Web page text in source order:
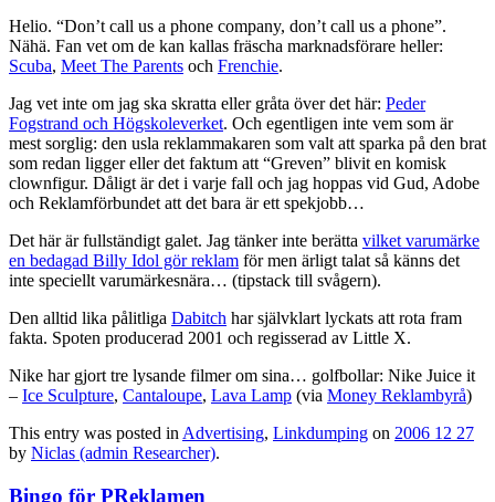
Helio. “Don’t call us a phone company, don’t call us a phone”.
Nähä. Fan vet om de kan kallas fräscha marknadsförare heller:
Scuba, Meet The Parents och Frenchie.
Jag vet inte om jag ska skratta eller gråta över det här: Peder
Fogstrand och Högskoleverket. Och egentligen inte vem som är
mest sorglig: den usla reklammakaren som valt att sparka på den brat
som redan ligger eller det faktum att “Greven” blivit en komisk
clownfigur. Dåligt är det i varje fall och jag hoppas vid Gud, Adobe
och Reklamförbundet att det bara är ett spekjobb…
Det här är fullständigt galet. Jag tänker inte berätta vilket varumärke
en bedagad Billy Idol gör reklam för men ärligt talat så känns det
inte speciellt varumärkesnära… (tipstack till svågern).
Den alltid lika pålitliga Dabitch har självklart lyckats att rota fram
fakta. Spoten producerad 2001 och regisserad av Little X.
Nike har gjort tre lysande filmer om sina… golfbollar: Nike Juice it
– Ice Sculpture, Cantaloupe, Lava Lamp (via Money Reklambyrå)
This entry was posted inAdvertising, Linkdumping on 2006 12 27
by Niclas (admin Researcher).
Bingo för PReklamen